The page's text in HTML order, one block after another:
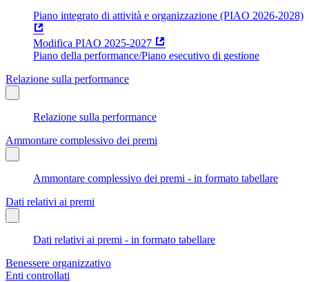
Piano integrato di attività e organizzazione (PIAO 2026-2028)
Modifica PIAO 2025-2027
Piano della performance/Piano esecutivo di gestione
Relazione sulla performance
Relazione sulla performance
Ammontare complessivo dei premi
Ammontare complessivo dei premi - in formato tabellare
Dati relativi ai premi
Dati relativi ai premi - in formato tabellare
Benessere organizzativo
Enti controllati